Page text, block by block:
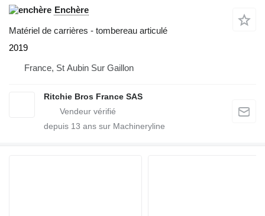
Enchère
Matériel de carrières - tombereau articulé
2019
France, St Aubin Sur Gaillon
Ritchie Bros France SAS
depuis 13 ans sur Machineryline